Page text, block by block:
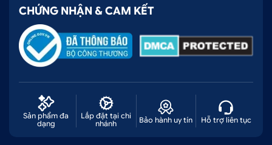
CHỨNG NHẬN & CAM KẾT
Sản phẩm đa
dạng
Lắp đặt tại chi
nhánh
Bảo hành uy tín Hỗ trợ liên tục